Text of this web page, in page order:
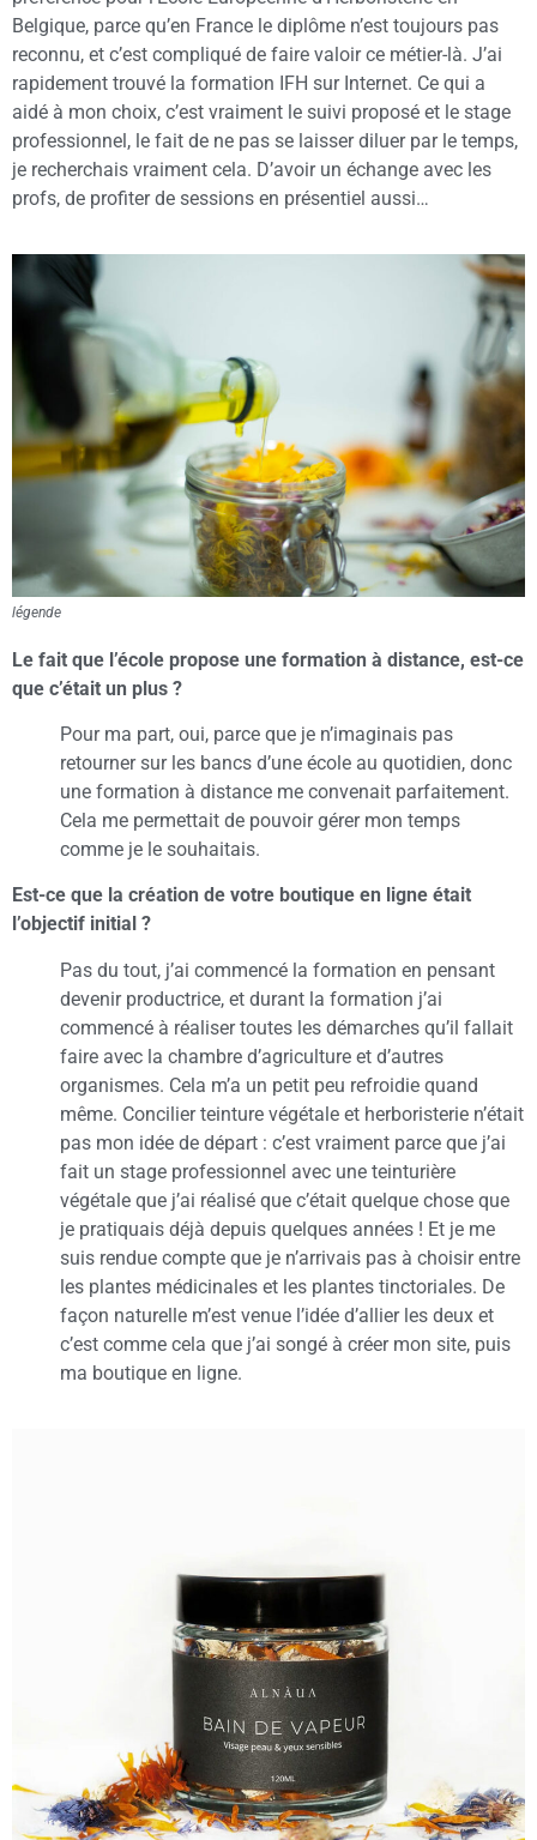
Belgique, parce qu’en France le diplôme n’est toujours pas
reconnu, et c’est compliqué de faire valoir ce métier-là. J’ai
rapidement trouvé la formation IFH sur Internet. Ce qui a
aidé à mon choix, c’est vraiment le suivi proposé et le stage
professionnel, le fait de ne pas se laisser diluer par le temps,
je recherchais vraiment cela. D’avoir un échange avec les
profs, de profiter de sessions en présentiel aussi…
légende
Le fait que l’école propose une formation à distance, est-ce
que c’était un plus ?
Pour ma part, oui, parce que je n’imaginais pas
retourner sur les bancs d’une école au quotidien, donc
une formation à distance me convenait parfaitement.
Cela me permettait de pouvoir gérer mon temps
comme je le souhaitais.
Est-ce que la création de votre boutique en ligne était
l’objectif initial ?
Pas du tout, j’ai commencé la formation en pensant
devenir productrice, et durant la formation j’ai
commencé à réaliser toutes les démarches qu’il fallait
faire avec la chambre d’agriculture et d’autres
organismes. Cela m’a un petit peu refroidie quand
même. Concilier teinture végétale et herboristerie n’était
pas mon idée de départ : c’est vraiment parce que j’ai
fait un stage professionnel avec une teinturière
végétale que j’ai réalisé que c’était quelque chose que
je pratiquais déjà depuis quelques années ! Et je me
suis rendue compte que je n’arrivais pas à choisir entre
les plantes médicinales et les plantes tinctoriales. De
façon naturelle m’est venue l’idée d’allier les deux et
c’est comme cela que j’ai songé à créer mon site, puis
ma boutique en ligne.